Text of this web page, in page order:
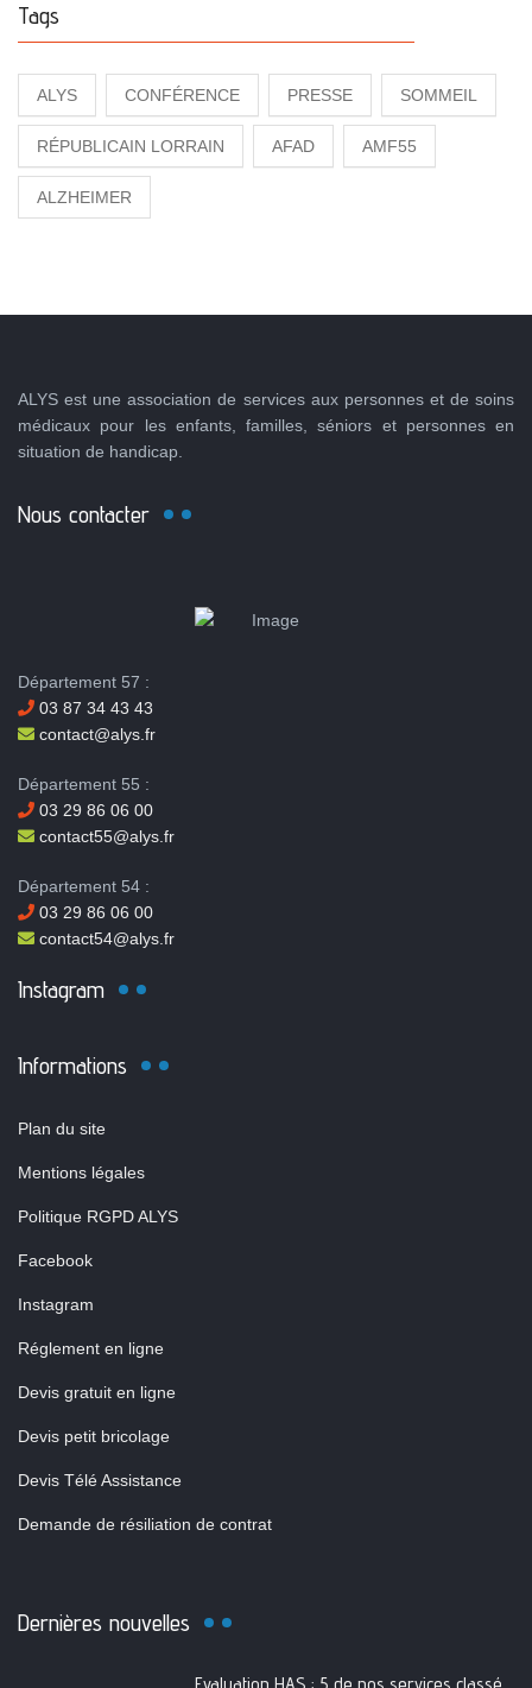
Tags
ALYS CONFÉRENCE PRESSE SOMMEIL
RÉPUBLICAIN LORRAIN AFAD AMF55
ALZHEIMER
ALYS est une association de services aux personnes et de soins
médicaux pour les enfants, familles, séniors et personnes en
situation de handicap.
Nous contacter
Département 57 :
03 87 34 43 43
contact@alys.fr
Département 55 :
03 29 86 06 00
contact55@alys.fr
Département 54 :
03 29 86 06 00
contact54@alys.fr
Instagram
Informations
Plan du site
Mentions légales
Politique RGPD ALYS
Facebook
Instagram
Réglement en ligne
Devis gratuit en ligne
Devis petit bricolage
Devis Télé Assistance
Demande de résiliation de contrat
Dernières nouvelles